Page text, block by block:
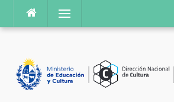
contenido
Menú